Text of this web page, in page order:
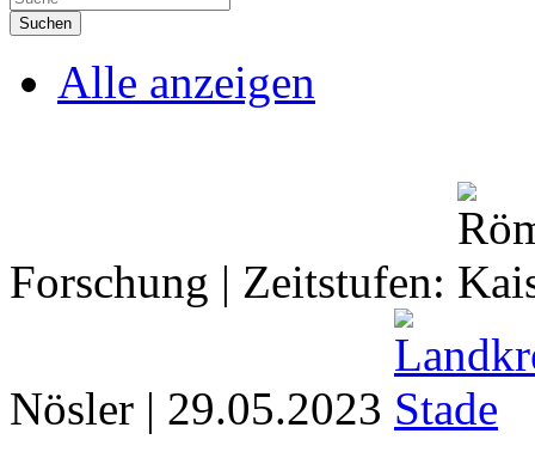
Suchen
Alle anzeigen
Forschung | Zeitstufen:
Nösler | 29.05.2023